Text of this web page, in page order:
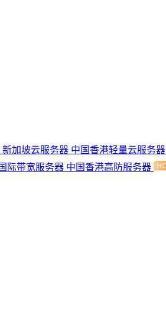
新加坡云服务器 中国香港轻量云服务器
际带宽服务器 中国香港高防服务器